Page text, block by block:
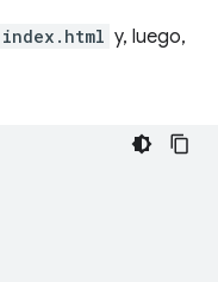
index.html y, luego,